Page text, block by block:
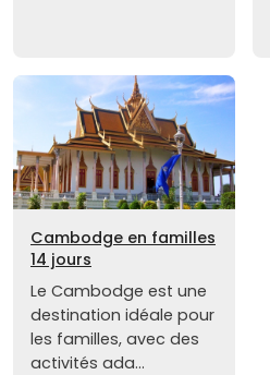
Cambodge en familles
14 jours
Le Cambodge est une
destination idéale pour
les familles, avec des
activités ada...